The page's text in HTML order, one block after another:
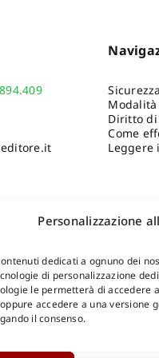
Personalizzazione
dedicati a ognuno dei
di personalizzazione
le permetterà di accedere
accedere a una versione
il consenso.
Diritto di
Come
Leggere
Shop Gangemi Editore